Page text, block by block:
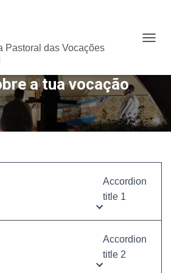
Pastoral das Vocações
R
N
A
R
A
Ç
a tua vocação
Accordion
title 1
Accordion
title 2